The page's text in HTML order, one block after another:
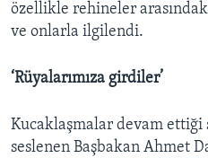
özellikle rehineler
ve onlarla ilgilendi.
‘Rüyalarımıza girdiler’
Kucaklaşmalar devam ettiği
seslenen Başbakan Ahmet